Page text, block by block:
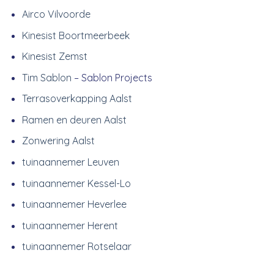
Airco Vilvoorde
Kinesist Boortmeerbeek
Kinesist Zemst
Tim Sablon – Sablon Projects
Terrasoverkapping Aalst
Ramen en deuren Aalst
Zonwering Aalst
tuinaannemer Leuven
tuinaannemer Kessel-Lo
tuinaannemer Heverlee
tuinaannemer Herent
tuinaannemer Rotselaar